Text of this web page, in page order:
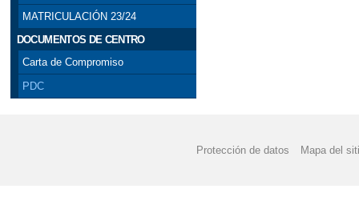
MATRICULACIÓN 23/24
DOCUMENTOS DE CENTRO
Carta de Compromiso
PDC
Protección de datos Mapa del